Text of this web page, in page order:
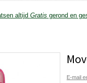
altijd Gratis gerond en
E-mail